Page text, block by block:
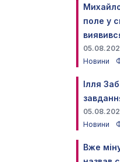
поле у
Новини
Ілля
Новини
Вже